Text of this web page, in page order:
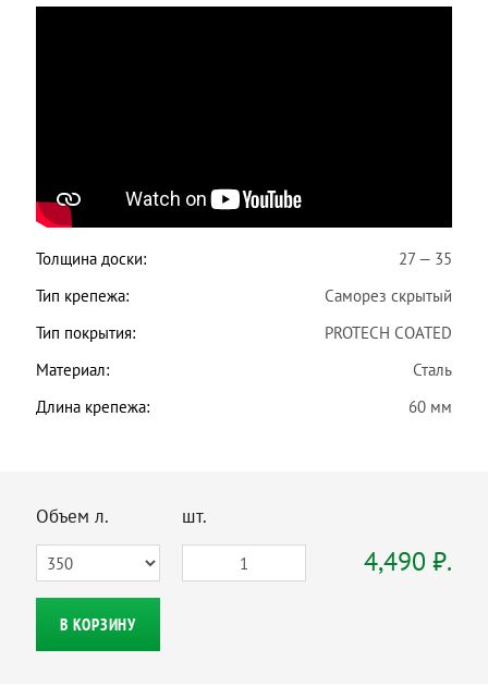
Толщина доски:
27 — 35
Тип крепежа:
Саморез скрытый
Тип покрытия:
PROTECH COATED
Материал:
Сталь
Длина крепежа:
60 мм
Объем л. шт.
4,490 ₽.
В КОРЗИНУ